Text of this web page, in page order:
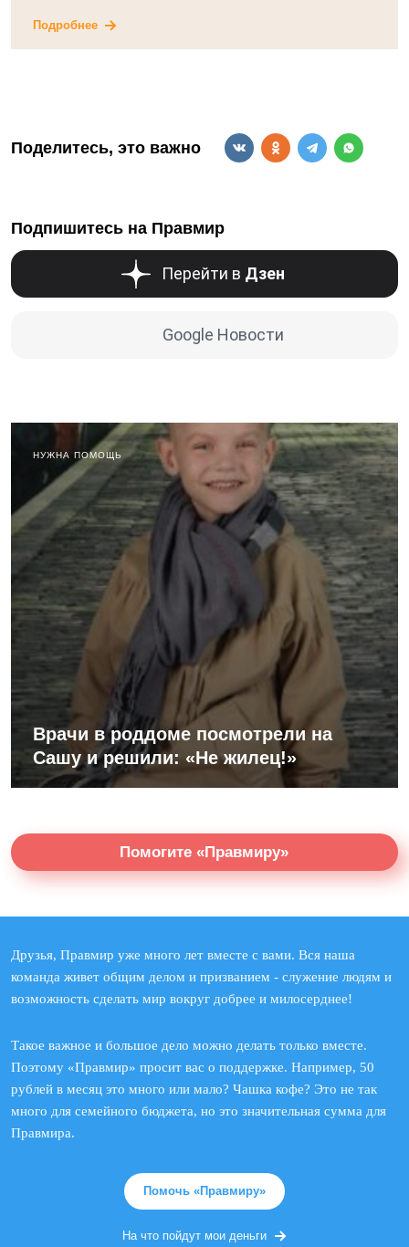
Подробнее
Поделитесь, это важно
Подпишитесь на Правмир
Перейти в Дзен
Google Новости
НУЖНА ПОМОЩЬ
Врачи в роддоме посмотрели на
Сашу и решили: «Не жилец!»
Помогите «Правмиру»
Друзья, Правмир уже много лет вместе с вами. Вся наша
команда живет общим делом и призванием - служение людям и
возможность сделать мир вокруг добрее и милосерднее!
Такое важное и большое дело можно делать только вместе.
Поэтому «Правмир» просит вас о поддержке. Например, 50
рублей в месяц это много или мало? Чашка кофе? Это не так
много для семейного бюджета, но это значительная сумма для
Правмира.
Помочь «Правмиру»
На что пойдут мои деньги